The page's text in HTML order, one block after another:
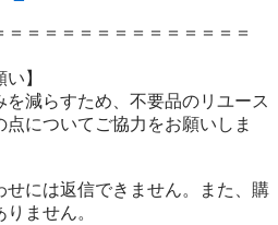
＝＝＝＝＝＝＝＝＝＝＝＝＝＝
】
減らすため、不要品のリユース
についてご協力をお願いしま
せには返信できません。また、購
ません。